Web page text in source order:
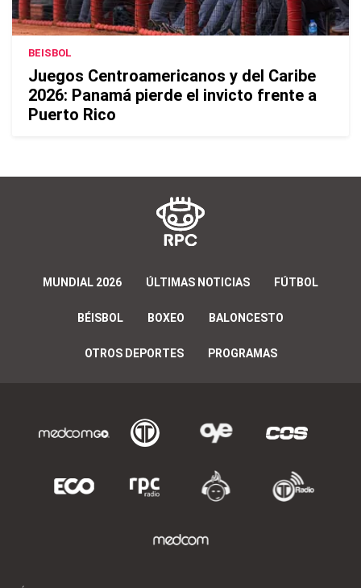
BEISBOL
Juegos Centroamericanos y del Caribe
2026: Panamá pierde el invicto frente a
Puerto Rico
MUNDIAL 2026 ÚLTIMAS NOTICIAS FÚTBOL
BÉISBOL BOXEO BALONCESTO
OTROS DEPORTES PROGRAMAS